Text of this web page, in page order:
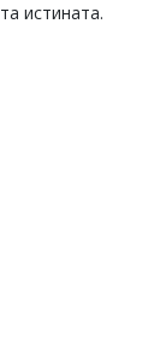
истината.